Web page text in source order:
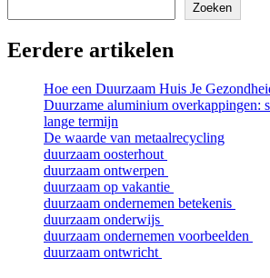
Zoeken
Eerdere artikelen
Hoe een Duurzaam Huis Je
Duurzame aluminium overkappingen:
lange termijn
De waarde van metaalrecycling
duurzaam oosterhout
duurzaam ontwerpen
duurzaam op vakantie
duurzaam ondernemen betekenis
duurzaam onderwijs
duurzaam ondernemen voorbeelden
duurzaam ontwricht